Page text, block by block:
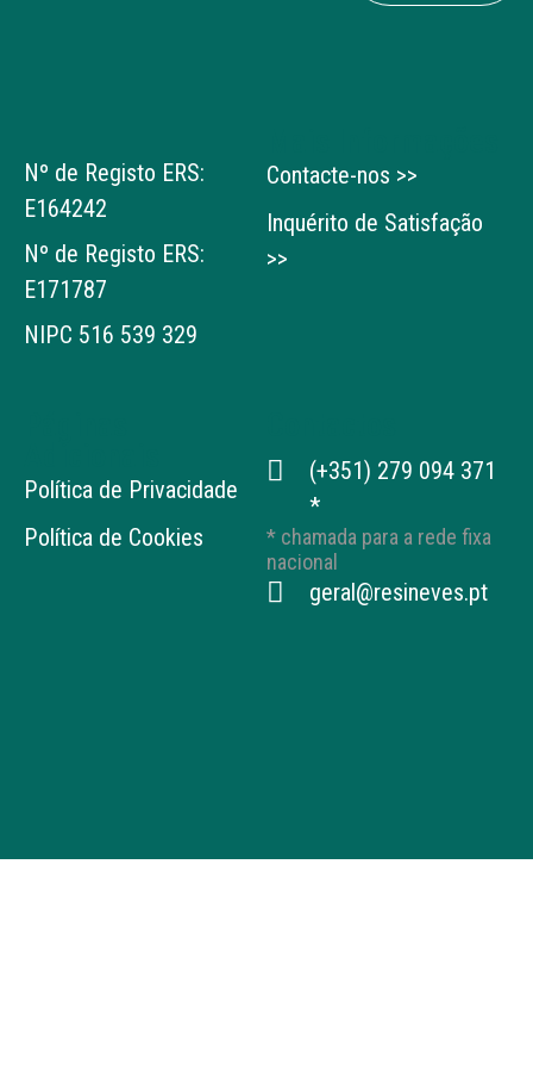
Nº de Registo ERS:
E164242
Nº de Registo ERS:
E171787
NIPC 516 539 329
Contacte-nos >>
Inquérito de Satisfação
>>
Política de Privacidade
Política de Cookies
(+351) 279 094 371
*
* chamada para a rede fixa
nacional
geral@resineves.pt